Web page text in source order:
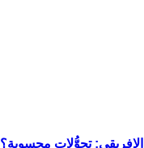
الإفريقي: تحوُّلات محسوبة؟